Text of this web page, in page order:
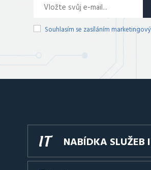
Souhlasím se zasíláním
NABÍDKA SLUŽEB